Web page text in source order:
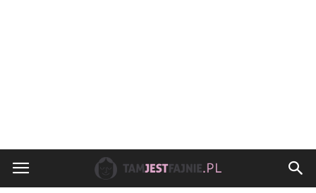
TamJestFajnie.pl